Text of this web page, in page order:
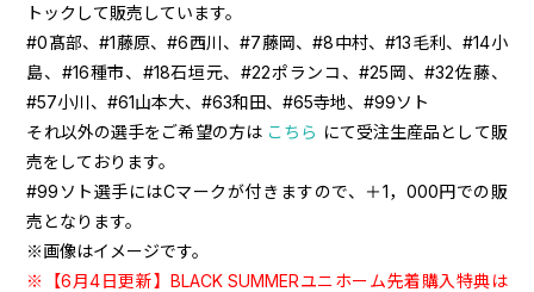
トックして販売しています。
#0髙部、#1藤原、#6西川、#7藤岡、#8中村、#13毛利、#14小
島、#16種市、#18石垣元、#22ポランコ、#25岡、#32佐藤、
#57小川、#61山本大、#63和田、#65寺地、#99ソト
それ以外の選手をご希望の方はこちら にて受注生産品として販
売をしております。
#99ソト選手にはCマークが付きますので、＋1，000円での販
売となります。
※画像はイメージです。
※【6月4日更新】BLACK SUMMERユニホーム先着購入特典は